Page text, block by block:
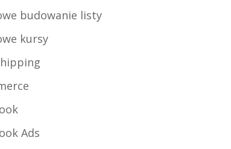
budowanie listy
kursy
Ads